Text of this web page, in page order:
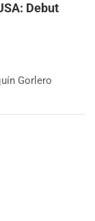
Debut
Gorlero